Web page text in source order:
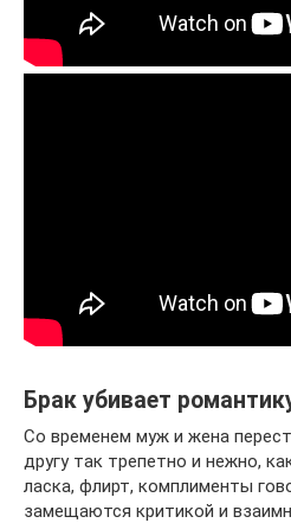
Брак убивает
Со временем муж и жена
другу так трепетно и нежно,
ласка, флирт, комплименты
замещаются критикой и